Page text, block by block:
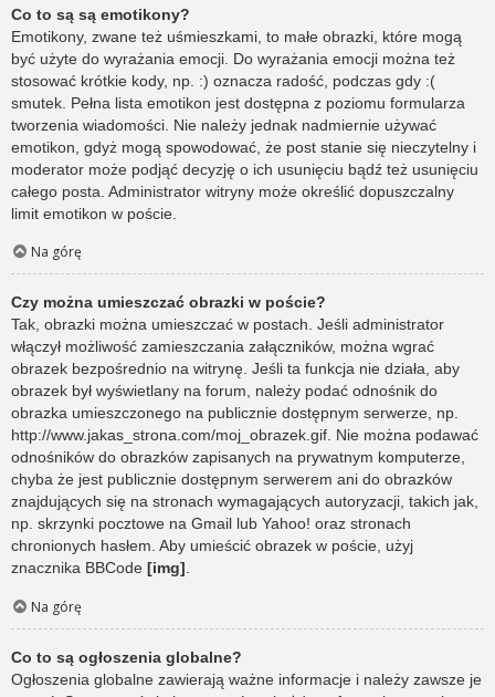
Co to są są emotikony?
Emotikony, zwane też uśmieszkami, to małe obrazki, które mogą
być użyte do wyrażania emocji. Do wyrażania emocji można też
stosować krótkie kody, np. :) oznacza radość, podczas gdy :(
smutek. Pełna lista emotikon jest dostępna z poziomu formularza
tworzenia wiadomości. Nie należy jednak nadmiernie używać
emotikon, gdyż mogą spowodować, że post stanie się nieczytelny i
moderator może podjąć decyzję o ich usunięciu bądź też usunięciu
całego posta. Administrator witryny może określić dopuszczalny
limit emotikon w poście.
Na górę
Czy można umieszczać obrazki w poście?
Tak, obrazki można umieszczać w postach. Jeśli administrator
włączył możliwość zamieszczania załączników, można wgrać
obrazek bezpośrednio na witrynę. Jeśli ta funkcja nie działa, aby
obrazek był wyświetlany na forum, należy podać odnośnik do
obrazka umieszczonego na publicznie dostępnym serwerze, np.
http://www.jakas_strona.com/moj_obrazek.gif. Nie można podawać
odnośników do obrazków zapisanych na prywatnym komputerze,
chyba że jest publicznie dostępnym serwerem ani do obrazków
znajdujących się na stronach wymagających autoryzacji, takich jak,
np. skrzynki pocztowe na Gmail lub Yahoo! oraz stronach
chronionych hasłem. Aby umieścić obrazek w poście, użyj
znacznika BBCode [img].
Na górę
Co to są ogłoszenia globalne?
Ogłoszenia globalne zawierają ważne informacje i należy zawsze je